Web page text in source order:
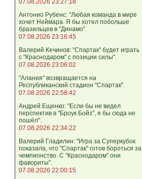
07.08.2026 23:27:18
Антонио Рубенс: "Любая команда в мире
хочет Неймара. Я бы хотел побольше
бразильцев в "Динамо".
07.08.2026 23:16:45
Валерий Кечинов: "Спартак" будет играть
с "Краснодаром" с позиции силы".
07.08.2026 23:06:02
"Алания" возвращается на
Республиканский стадион "Спартак".
07.08.2026 22:58:42
Андрей Ещенко: "Если бы не видел
перспектив в "Броук Бойз", я бы сюда не
пошёл".
07.08.2026 22:34:22
Валерий Гладилин: "Игра за Суперкубок
показала, что "Спартак" готов бороться за
чемпионство. С "Краснодаром" они
фавориты".
07.08.2026 22:00:15